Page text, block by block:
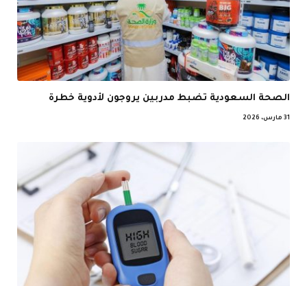
الصحة السعودية تضبط مدربين يروجون لأدوية خطرة
31 مارس، 2026